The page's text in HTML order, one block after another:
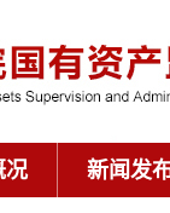
况 新闻发